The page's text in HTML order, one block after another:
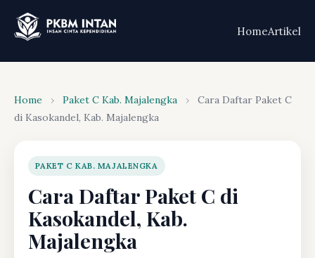
HomeArtikel
Home › Paket C Kab. Majalengka ›
Cara Daftar Paket C
di Kasokandel, Kab. Majalengka
PAKET C KAB. MAJALENGKA
Cara Daftar Paket C di
Kasokandel, Kab.
Majalengka